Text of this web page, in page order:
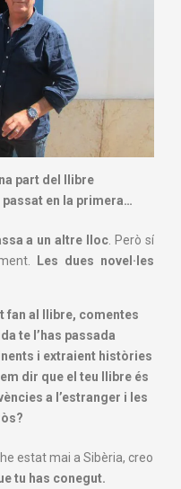
part del llibre
passat en la primera…
a un altre lloc . Però sí
Les dues novel·les
fan al llibre, comentes
te l’has passada
i extraient històries
dir que el teu llibre és
a l’estranger i les
estat mai a Sibèria, creo
tu has conegut.